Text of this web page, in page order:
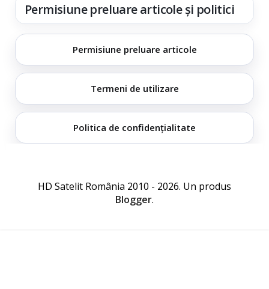
Permisiune preluare articole și politici
Permisiune preluare articole
Termeni de utilizare
Politica de confidențialitate
HD Satelit România 2010 - 2026. Un produs
Blogger.